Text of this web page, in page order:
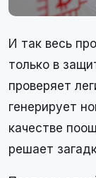
И так весь
только в
проверяет
генерирует
качестве
решает